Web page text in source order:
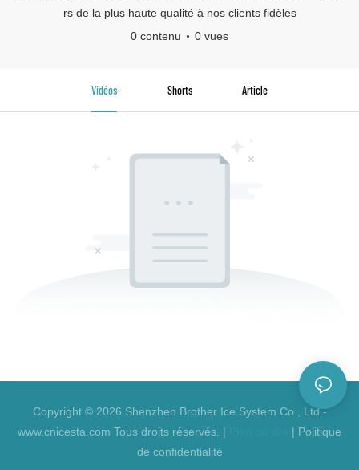
rs de la plus haute qualité à nos clients fidèles
0 contenu
0 vues
Vidéos Shorts Article
Copyright © 2026 Shenzhen Brother Ice System Co., Ltd -
www.cnicesta.com Tous droits réservés. |
| Politique
de confidentialité